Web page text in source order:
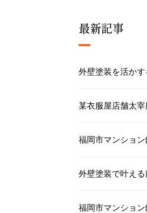
最新記事
外壁塗装を活か
某衣服屋店舗太宰
福岡市マンション
外壁塗装で叶え
福岡市マンション